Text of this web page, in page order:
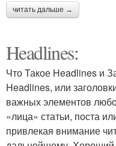
читать дальше →
Headlines:
Что Такое Headlines и
Headlines, или
важных элементов
«лица» статьи, поста
привлекая внимание